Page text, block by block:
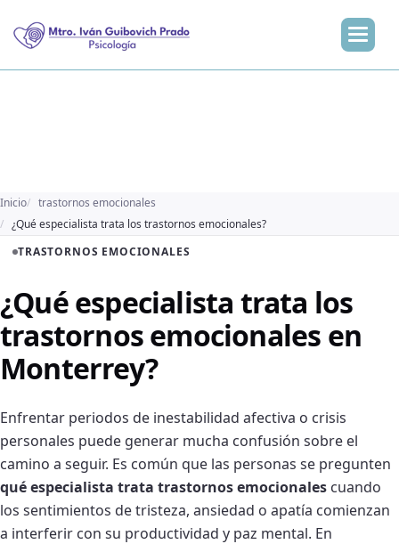
Inicio
trastornos emocionales
¿Qué especialista trata los trastornos emocionales?
TRASTORNOS EMOCIONALES
¿Qué especialista trata los
trastornos emocionales en
Monterrey?
Enfrentar periodos de inestabilidad afectiva o crisis
personales puede generar mucha confusión sobre el
camino a seguir. Es común que las personas se pregunten
qué especialista trata trastornos emocionales cuando
los sentimientos de tristeza, ansiedad o apatía comienzan
a interferir con su productividad y paz mental. En